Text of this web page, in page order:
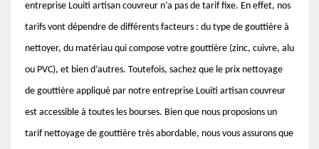
entreprise Louiti artisan couvreur n’a pas de tarif fixe. En effet, nos
tarifs vont dépendre de différents facteurs : du type de gouttière à
nettoyer, du matériau qui compose votre gouttière (zinc, cuivre, alu
ou PVC), et bien d’autres. Toutefois, sachez que le prix nettoyage
de gouttière appliqué par notre entreprise Louiti artisan couvreur
est accessible à toutes les bourses. Bien que nous proposions un
tarif nettoyage de gouttière très abordable, nous vous assurons que